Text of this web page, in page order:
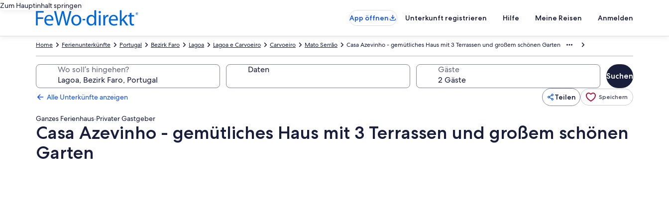
Zum Hauptinhalt springen
App öffnen
Unterkunft registrieren Hilfe Meine Reisen Anmelden
Casa Azevinho - gemütliches Haus mit 3 Terrassen und großem schönen Garten
Mato Serrão
Carvoeiro
Lagoa e Carvoeiro
Lagoa
Bezirk Faro
Portugal
Ferienunterkünfte
Home
Wo soll’s hingehen? Daten Gäste
Suchen
Alle Unterkünfte anzeigen Teilen Speichern
Ganzes Ferienhaus·Privater Gastgeber
Casa Azevinho - gemütliches Haus mit 3 Terrassen und großem schönen
Garten